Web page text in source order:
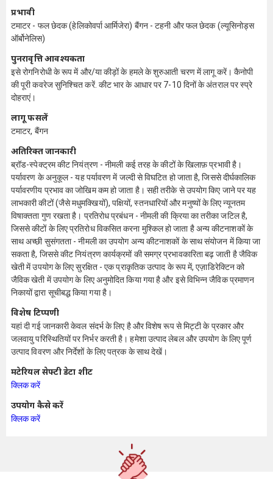
प्रभावी
टमाटर - फल छेदक (हेलिकोवर्पा आर्मिजेरा) बैंगन - टहनी और फल छेदक (ल्यूसिनोड्स
ऑर्बोनेलिस)
पुनरावृत्ति आवश्यकता
इसे रोगनिरोधी के रूप में और/या कीड़ों के हमले के शुरुआती चरण में लागू करें। कैनोपी
की पूरी कवरेज सुनिश्चित करें. कीट भार के आधार पर 7-10 दिनों के अंतराल पर स्प्रे
दोहराएं।
लागू फसलें
टमाटर, बैंगन
अतिरिक्त जानकारी
ब्रॉड-स्पेक्ट्रम कीट नियंत्रण - नीमली कई तरह के कीटों के खिलाफ़ प्रभावी है।
पर्यावरण के अनुकूल - यह पर्यावरण में जल्दी से विघटित हो जाता है, जिससे दीर्घकालिक
पर्यावरणीय प्रभाव का जोखिम कम हो जाता है। सही तरीके से उपयोग किए जाने पर यह
लाभकारी कीटों (जैसे मधुमक्खियों), पक्षियों, स्तनधारियों और मनुष्यों के लिए न्यूनतम
विषाक्तता गुण रखता है। प्रतिरोध प्रबंधन - नीमली की क्रिया का तरीका जटिल है,
जिससे कीटों के लिए प्रतिरोध विकसित करना मुश्किल हो जाता है अन्य कीटनाशकों के
साथ अच्छी सुसंगतता - नीमली का उपयोग अन्य कीटनाशकों के साथ संयोजन में किया जा
सकता है, जिससे कीट नियंत्रण कार्यक्रमों की समग्र प्रभावकारिता बढ़ जाती है जैविक
खेती में उपयोग के लिए सुरक्षित - एक प्राकृतिक उत्पाद के रूप में, एज़ाडिरेक्टिन को
जैविक खेती में उपयोग के लिए अनुमोदित किया गया है और इसे विभिन्न जैविक प्रमाणन
निकायों द्वारा सूचीबद्ध किया गया है।
विशेष टिप्पणी
यहां दी गई जानकारी केवल संदर्भ के लिए है और विशेष रूप से मिट्टी के प्रकार और
जलवायु परिस्थितियों पर निर्भर करती है। हमेशा उत्पाद लेबल और उपयोग के लिए पूर्ण
उत्पाद विवरण और निर्देशों के लिए पत्रक के साथ देखें।
मटेरियल सेफ्टी डेटा शीट
क्लिक करें
उपयोग कैसे करें
क्लिक करें